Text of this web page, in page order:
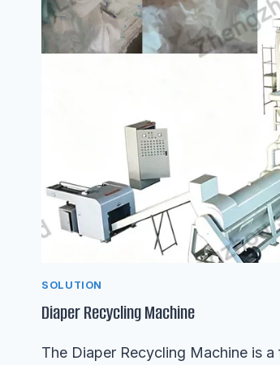
SOLUTION
Diaper Recycling Machine
The Diaper Recycling Machine is